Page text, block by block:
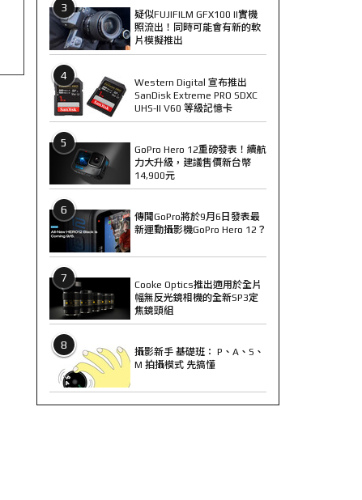
3
疑似FUJIFILM GFX100 II實機
照流出！同時可能會有新的軟
片模擬推出
4
Western Digital 宣布推出
SanDisk Extreme PRO SDXC
UHS-II V60 等級記憶卡
5
GoPro Hero 12重磅發表！續航
力大升級，建議售價新台幣
14,900元
6
傳聞GoPro將於9月6日發表最
新運動攝影機GoPro Hero 12？
7
Cooke Optics推出適用於全片
幅無反光鏡相機的全新SP3定
焦鏡頭組
8
攝影新手 基礎班： P、A、S、
M 拍攝模式 先搞懂